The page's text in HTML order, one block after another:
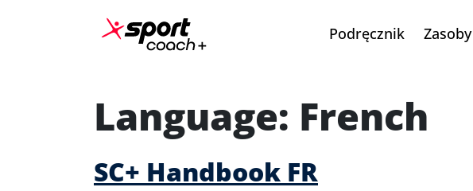
Main Navigation Podręcznik Zasoby
Language: French
SC+ Handbook FR